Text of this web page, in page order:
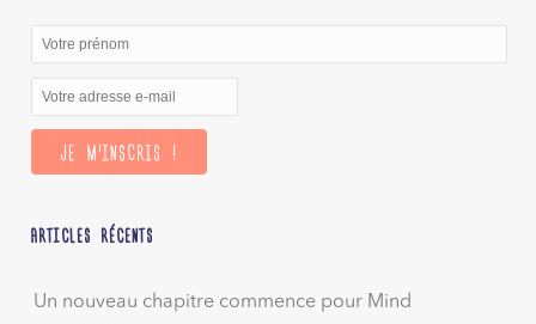
ARTICLES RÉCENTS
Un nouveau chapitre commence pour Mind